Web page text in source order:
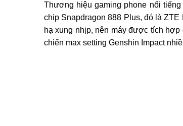
Thương hiệu gaming phone nổi
chip Snapdragon 888 Plus, đó là
hạ xung nhịp, nên máy được tích hợp
chiến max setting Genshin Impact